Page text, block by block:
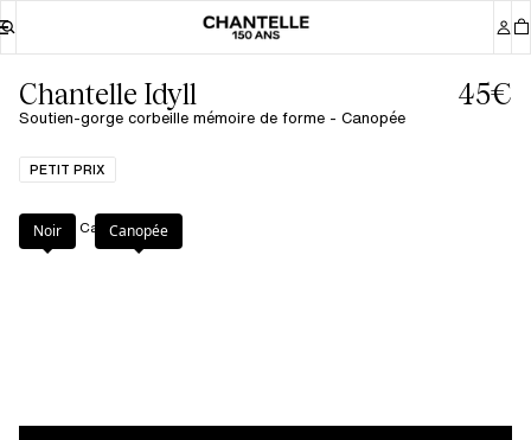
Chantelle Idyll
Soutien-gorge corbeille mémoire de forme - Canopée
45€
PETIT PRIX
Couleur Canopée
Noir Canopée